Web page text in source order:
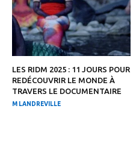
LES RIDM 2025 : 11 JOURS POUR
REDÉCOUVRIR LE MONDE À
TRAVERS LE DOCUMENTAIRE
M LANDREVILLE